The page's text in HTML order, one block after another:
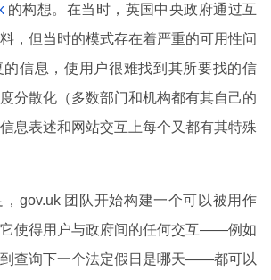
的构想。在当时，英国中央政府通过互
，但当时的模式存在着严重的可用性问
的信息，使用户很难找到其所要找的信
分散化（多数部门和机构都有其自己的
息表述和网站交互上每个又都有其特殊
gov.uk 团队开始构建一个可以被用作
使得用户与政府间的任何交互——例如
查询下一个法定假日是哪天——都可以